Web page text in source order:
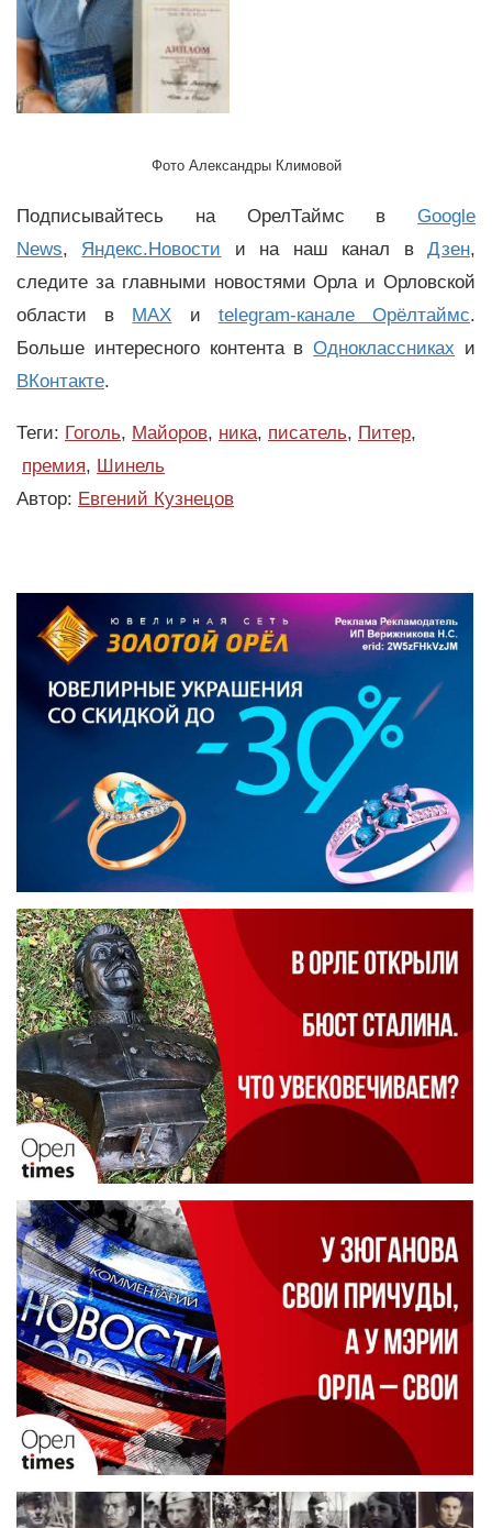
Фото Александры Климовой
Подписывайтесь на ОрелТаймс в Google
News, Яндекс.Новости и на наш канал вДзен,
следите за главными новостями Орла и Орловской
области в MAX и telegram-канале Орёлтаймс.
Больше интересного контента вОдноклассниках и
ВКонтакте.
Теги: Гоголь, Майоров, ника, писатель, Питер,
премия, Шинель
Автор: Евгений Кузнецов